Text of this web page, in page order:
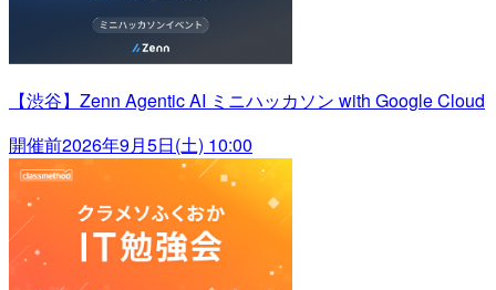
【渋谷】Zenn Agentic AI ミニハッカソン with Google Cloud
開催前2026年9月5日(土) 10:00